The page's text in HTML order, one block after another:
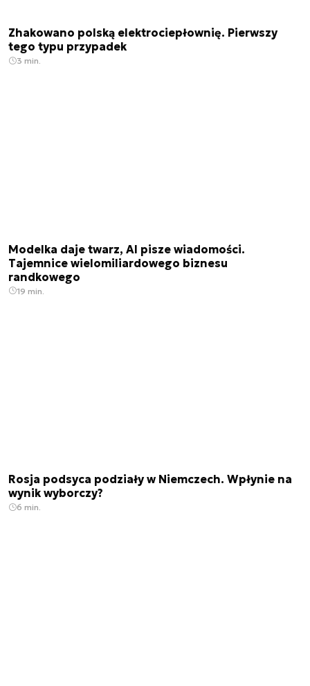
Zhakowano polską elektrociepłownię. Pierwszy
tego typu przypadek
3 min.
Modelka daje twarz, AI pisze wiadomości.
Tajemnice wielomiliardowego biznesu
randkowego
19 min.
Rosja podsyca podziały w Niemczech. Wpłynie na
wynik wyborczy?
6 min.